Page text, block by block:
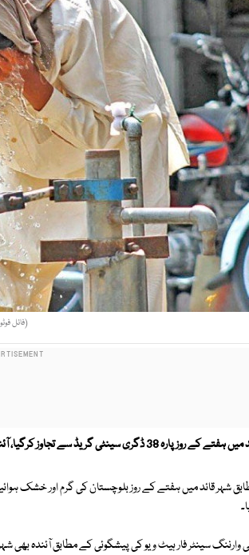
(فائل
38 ڈگری سینٹی گریڈ سے تجاوز کرگیا، آئندہ بھی موسم گرم اور خشک رہنے کا امکان ہے۔
سینٹر فار ہیٹ ویو کی پیشگوئی کے مطابق آئندہ بھی